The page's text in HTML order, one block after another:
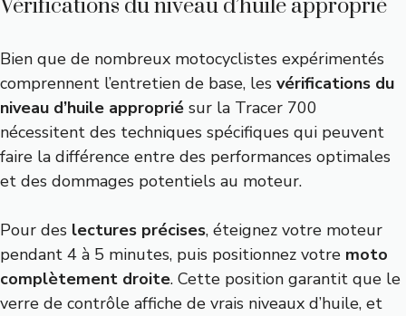
Vérifications du niveau d’huile approprié
Bien que de nombreux motocyclistes expérimentés
comprennent l’entretien de base, les vérifications du
niveau d’huile approprié sur la Tracer 700
nécessitent des techniques spécifiques qui peuvent
faire la différence entre des performances optimales
et des dommages potentiels au moteur.
Pour des lectures précises, éteignez votre moteur
pendant 4 à 5 minutes, puis positionnez votre moto
complètement droite. Cette position garantit que le
verre de contrôle affiche de vrais niveaux d’huile, et